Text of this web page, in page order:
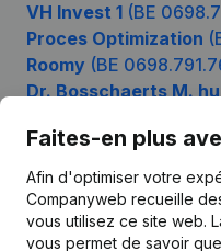
VH Invest 1 (BE
Proces Optimization
Roomy (BE
Dr. Bosschaerts M.
Faites-en plus
Afin d'optimiser votre
Companyweb recueille
vous utilisez ce site web.
vous permet de savoir